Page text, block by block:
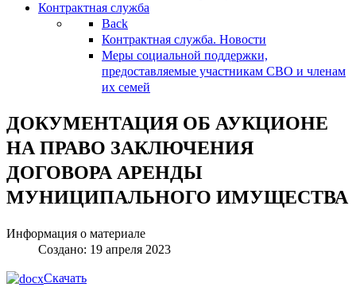
Контрактная служба
Back
Контрактная служба. Новости
Меры социальной поддержки,
предоставляемые участникам СВО и членам
их семей
ДОКУМЕНТАЦИЯ ОБ АУКЦИОНЕ
НА ПРАВО ЗАКЛЮЧЕНИЯ
ДОГОВОРА АРЕНДЫ
МУНИЦИПАЛЬНОГО ИМУЩЕСТВА
Информация о материале
Создано: 19 апреля 2023
Скачать